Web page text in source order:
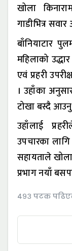
खोला
गाडीभित्र
बाँनियाटार
महिलाको
एवं प्रहरी
। उहाँका
टोखा बस्दै
उहाँलाई
उपचारका
सहायताले
प्रभाग नयाँ
४९३ पटक